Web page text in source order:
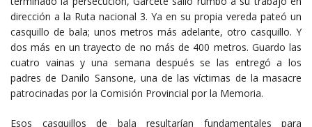
dirección a la Ruta nacional 3. Ya en su propia vereda pateó un
casquillo de bala; unos metros más adelante, otro casquillo. Y
dos más en un trayecto de no más de 400 metros. Guardo las
cuatro vainas y una semana después se las entregó a los
padres de Danilo Sansone, una de las víctimas de la masacre
patrocinadas por la Comisión Provincial por la Memoria.
Esos casquillos de bala resultarían fundamentales para